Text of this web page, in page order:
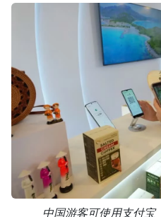
中国游客可使用支付宝